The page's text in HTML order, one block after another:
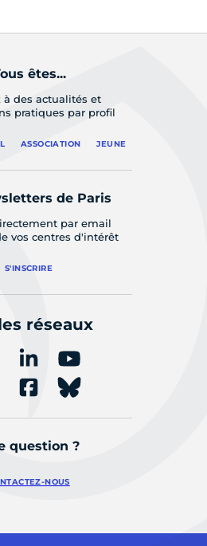
êtes...
à des actualités et
pratiques par profil
ASSOCIATION JEUNE
de Paris
par email
vos centres d'intérêt
S'INSCRIRE
réseaux
question ?
NOUS